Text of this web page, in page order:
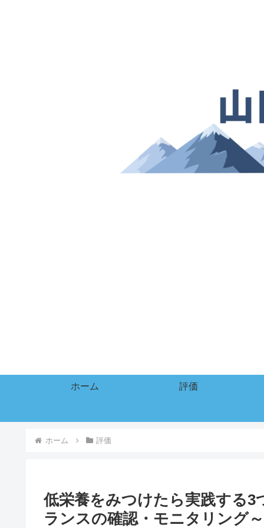
ホーム 評価
ホーム 評価
低栄養をみつけたら実践する
ランスの確認・モニタリング～